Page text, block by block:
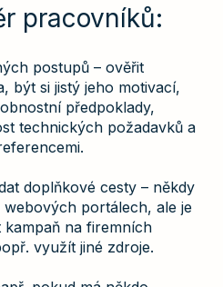
pracovníků:
postupů – ověřit
být si jistý jeho motivací,
předpoklady,
technických požadavků a
doplňkové cesty – někdy
portálech, ale je
na firemních
využít jiné zdroje.